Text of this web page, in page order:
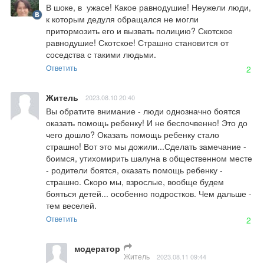
В шоке, в  ужасе! Какое равнодушие! Неужели люди,
к которым дедуля обращался не могли
притормозить его и вызвать полицию? Скотское
равнодушие! Скотское! Страшно становится от
соседства с такими людьми.
Ответить 2
Житель 2023.08.10 20:40
Вы обратите внимание - люди однозначно боятся
оказать помощь ребенку! И не беспочвенно! Это до
чего дошло? Оказать помощь ребенку стало
страшно! Вот это мы дожили...Сделать замечание -
боимся, утихомирить шалуна в общественном месте
- родители боятся, оказать помощь ребенку -
страшно. Скоро мы, взрослые, вообще будем
бояться детей... особенно подростков. Чем дальше -
тем веселей.
Ответить 2
модератор
Житель 2023.08.11 09:44